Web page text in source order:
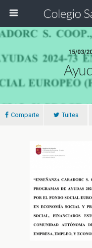
Colegio
15/03/
Comparte Tuitea